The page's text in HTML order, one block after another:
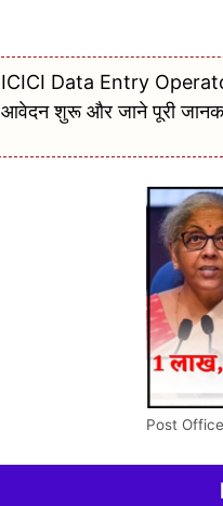
ICICI Data Entry Operator:
आवेदन शुरू और जाने पूरी
Post